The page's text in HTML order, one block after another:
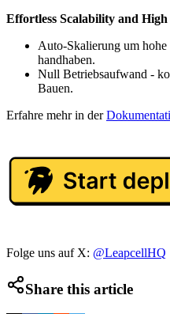
Effortless Scalability and
Auto-Skalierung um
handhaben.
Null Betriebsaufwand -
Bauen.
Erfahre mehr in der
Folge uns auf X: @LeapcellHQ
Share this article